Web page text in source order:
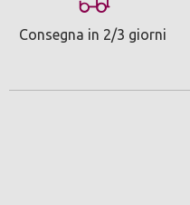
Consegna in 2/3 giorni